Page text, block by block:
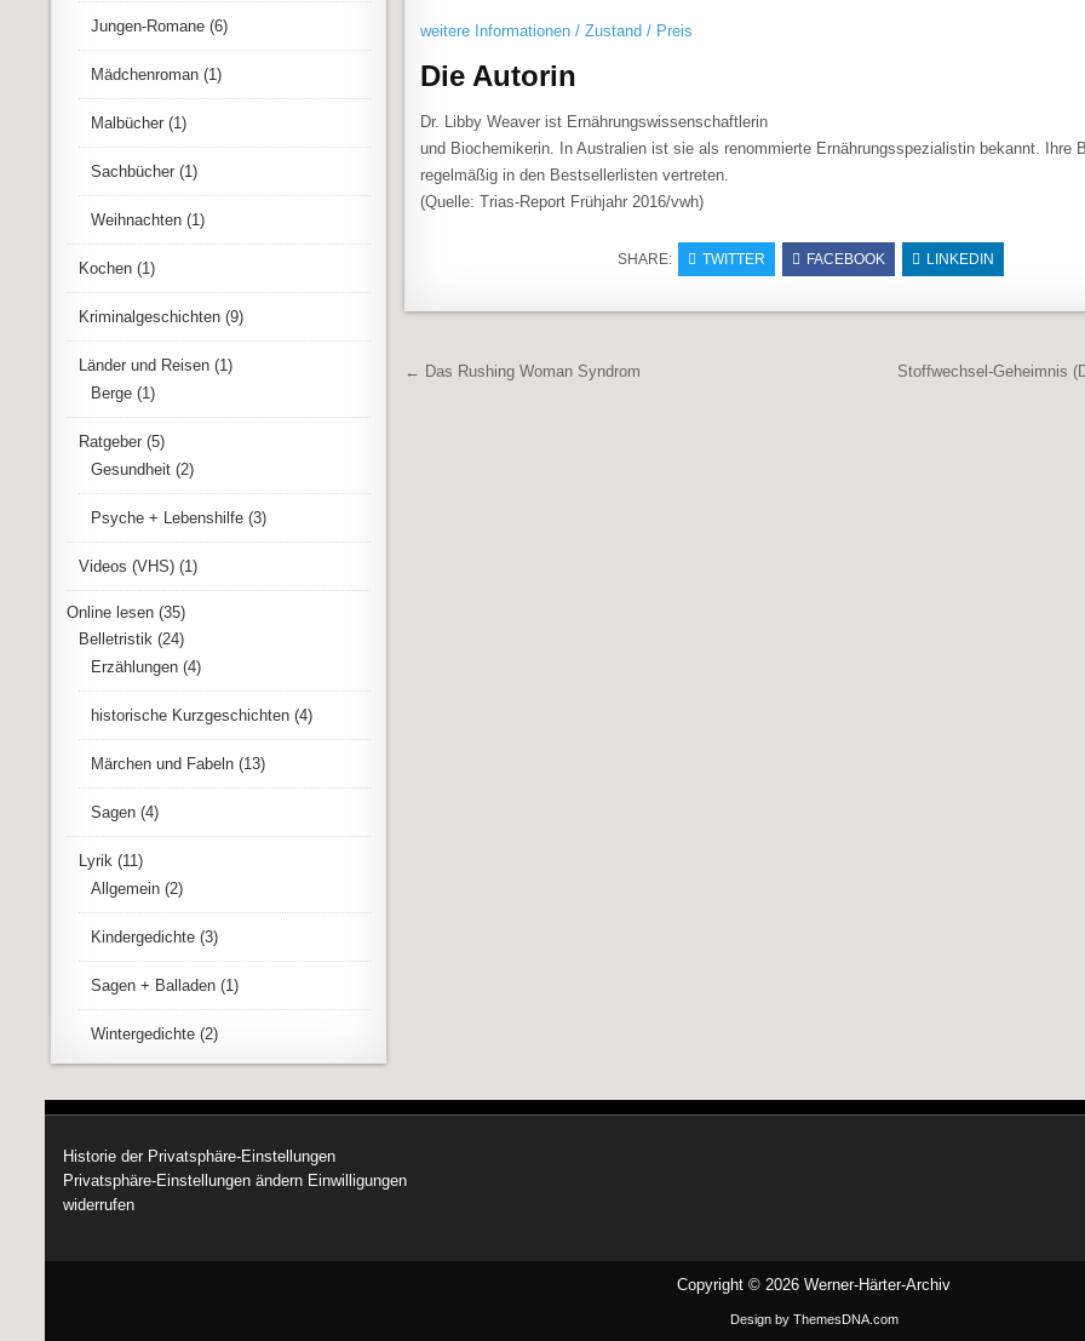
weitere Informationen / Zustand / Preis
Die Autorin
Dr. Libby Weaver ist Ernährungswissenschaftlerin
und Biochemikerin. In Australien ist sie als renommierte Ernährungsspezialistin bekannt. Ihre
regelmäßig in den Bestsellerlisten vertreten.
(Quelle: Trias-Report Frühjahr 2016/vwh)
SHARE: TWITTER FACEBOOK LINKEDIN
Beitragsnavigation Stoffwechsel-Geheimnis
← Das Rushing Woman Syndrom
Jungen-Romane (6)
Mädchenroman (1)
Malbücher (1)
Sachbücher (1)
Weihnachten (1)
Kochen (1)
Kriminalgeschichten (9)
Länder und Reisen (1)
Berge (1)
Ratgeber (5)
Gesundheit (2)
Psyche + Lebenshilfe (3)
Videos (VHS) (1)
Online lesen (35)
Belletristik (24)
Erzählungen (4)
historische Kurzgeschichten (4)
Märchen und Fabeln (13)
Sagen (4)
Lyrik (11)
Allgemein (2)
Kindergedichte (3)
Sagen + Balladen (1)
Wintergedichte (2)
Historie der Privatsphäre-Einstellungen
Privatsphäre-Einstellungen ändern Einwilligungen
widerrufen
Copyright © 2026 Werner-Härter-Archiv
Design by ThemesDNA.com